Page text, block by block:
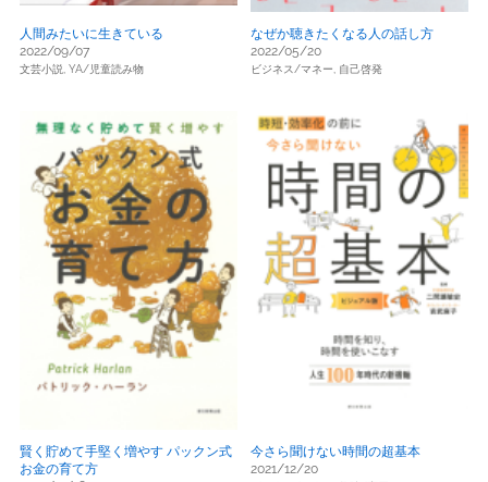
人間みたいに生きている
2022/09/07
文芸小説, YA/児童読み物
なぜか聴きたくなる人の話し方
2022/05/20
ビジネス/マネー, 自己啓発
賢く貯めて手堅く増やす パックン式
お金の育て方
今さら聞けない時間の超基本
2021/12/20